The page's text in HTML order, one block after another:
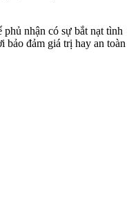
nhận có sự bắt nạt tình
bảo đảm giá trị hay an toàn